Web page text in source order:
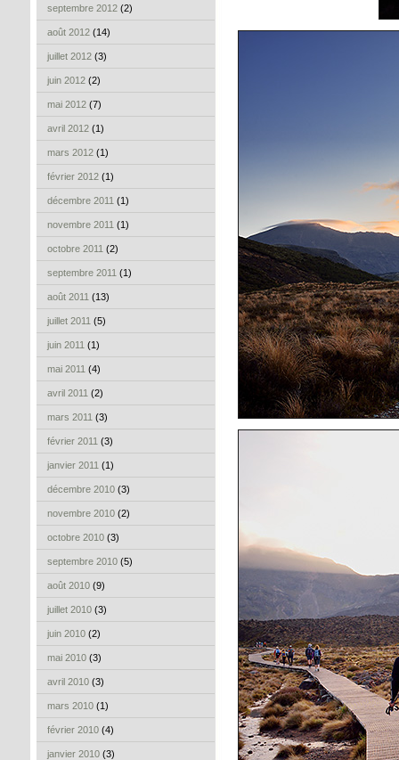
septembre 2012 (2)
août 2012 (14)
juillet 2012 (3)
juin 2012 (2)
mai 2012 (7)
avril 2012 (1)
mars 2012 (1)
février 2012 (1)
décembre 2011 (1)
novembre 2011 (1)
octobre 2011 (2)
septembre 2011 (1)
août 2011 (13)
juillet 2011 (5)
juin 2011 (1)
mai 2011 (4)
avril 2011 (2)
mars 2011 (3)
février 2011 (3)
janvier 2011 (1)
décembre 2010 (3)
novembre 2010 (2)
octobre 2010 (3)
septembre 2010 (5)
août 2010 (9)
juillet 2010 (3)
juin 2010 (2)
mai 2010 (3)
avril 2010 (3)
mars 2010 (1)
février 2010 (4)
janvier 2010 (3)